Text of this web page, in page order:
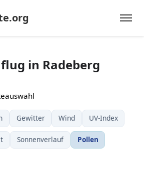
in Radeberg
Gewitter Wind UV-Index
Sonnenverlauf Pollen